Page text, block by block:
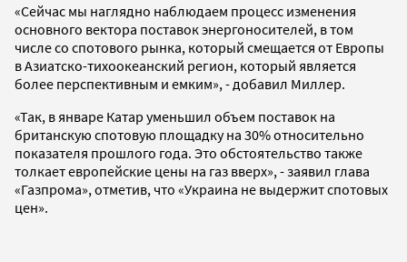
«Сейчас мы наглядно наблюдаем процесс изменения
основного вектора поставок энергоносителей, в том
числе со спотового рынка, который смещается от Европы
в Азиатско-тихоокеанский регион, который является
более перспективным и емким», - добавил Миллер.
«Так, в январе Катар уменьшил объем поставок на
британскую спотовую площадку на 30% относительно
показателя прошлого года. Это обстоятельство также
толкает европейские цены на газ вверх», - заявил глава
«Газпрома», отметив, что «Украина не выдержит спотовых
цен».